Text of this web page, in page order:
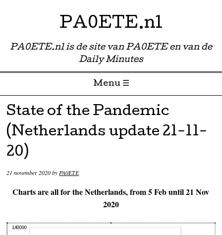
PA0ETE.nl
PA0ETE.nl is de site van PA0ETE en van de
Daily Minutes
Menu ☰
Skip to content
State of the Pandemic
(Netherlands update 21-11-
20)
21 november 2020byPA0ETE
Charts are all for the Netherlands, from 5 Feb until 21 Nov
2020